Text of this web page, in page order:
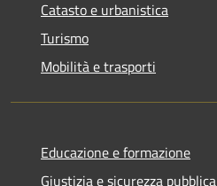
Catasto e urbanistica
Turismo
Mobilità e trasporti
Educazione e formazione
Giustizia e sicurezza pubblica